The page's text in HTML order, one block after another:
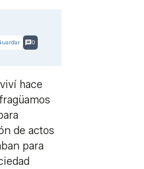
0
hace
de actos
para